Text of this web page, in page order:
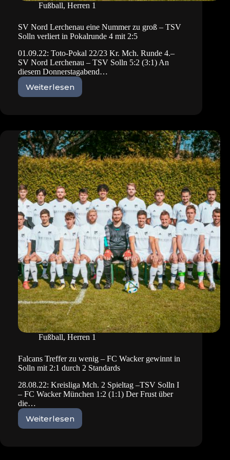
Fußball, Herren 1
SV Nord Lerchenau eine Nummer zu groß – TSV
Solln verliert in Pokalrunde 4 mit 2:5
01.09.22: Toto-Pokal 22/23 Kr. Mch. Runde 4.–
SV Nord Lerchenau – TSV Solln 5:2 (3:1) An
diesem Donnerstagabend…
Weiterlesen
SV
Nummer
zu
groß
–
TSV
Solln
verliert
in
Pokalrunde
4
mit
2:5
Fußball, Herren 1
Falcans Treffer zu wenig – FC Wacker gewinnt in
Solln mit 2:1 durch 2 Standards
28.08.22: Kreisliga Mch. 2 Spieltag –TSV Solln I
– FC Wacker München 1:2 (1:1) Der Frust über
die…
Weiterlesen
Falcans